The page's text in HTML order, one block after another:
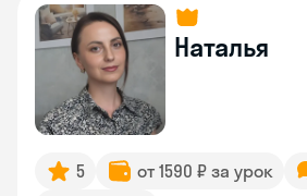
Наталья
5 от 1590 ₽ за урок